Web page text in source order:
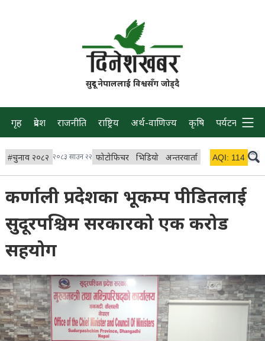
सुदूर नेपाललाई विश्वसँग जोड्दै
गृह प्रदेश राजनीति राष्ट्रिय अर्थ-वाणिज्य कृषि पर्यटन प्रवास
#चुनाव २०८२ २०८३ साउन २२ फोटोफिचर भिडियो अन्तरवार्ता विचार/ब्लग
AQI: 114
कर्णाली प्रदेशका भूकम्प पीडितलाई
सुदूरपश्चिम सरकारको एक करोड
सहयोग